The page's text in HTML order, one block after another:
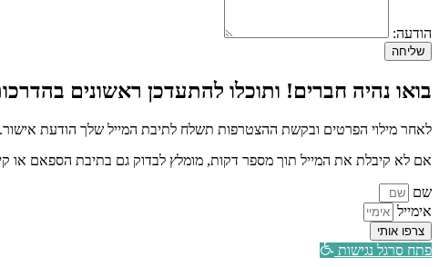
הודעה:
שליחה
בואו נהיה חברים! ותוכלו להתעדכן ראשונים
לאחר מילוי הפרטים ובקשת ההצטרפות תשלח לתיבת המייל שלך הודעת
אם לא קיבלת את המייל תוך מספר דקות, מומלץ לבדוק גם בתיבת הספאם או
שם
אימייל
צרפו אותי
פתח סרגל נגישות